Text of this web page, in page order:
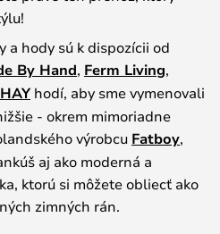
a hody sú k dispozícii od
By Hand, Ferm Living,
HAY hodí, aby sme vymenovali
- okrem mimoriadne
výrobcu Fatboy,
aj ako moderná a
ktorú si môžete obliecť ako
zimných rán.